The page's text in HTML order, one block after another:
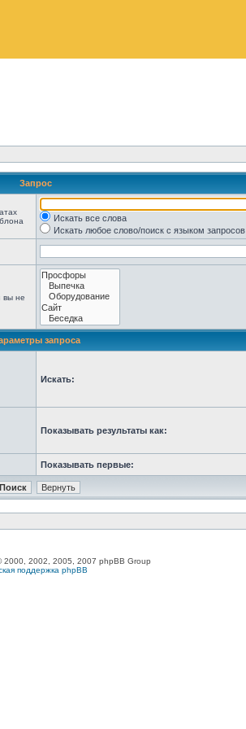
Запрос
Искать все слова
Искать любое слово/поиск с языком запросов
вы не
запроса
Искать:
Показывать результаты как:
Показывать первые:
2000, 2002, 2005, 2007 phpBB Group
поддержка phpBB